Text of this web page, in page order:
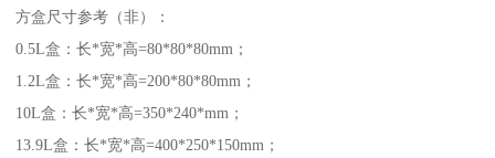
方盒尺寸参考（非）：
0.5L盒：长*宽*高=80*80*80mm；
1.2L盒：长*宽*高=200*80*80mm；
10L盒：长*宽*高=350*240*mm；
13.9L盒：长*宽*高=400*250*150mm；